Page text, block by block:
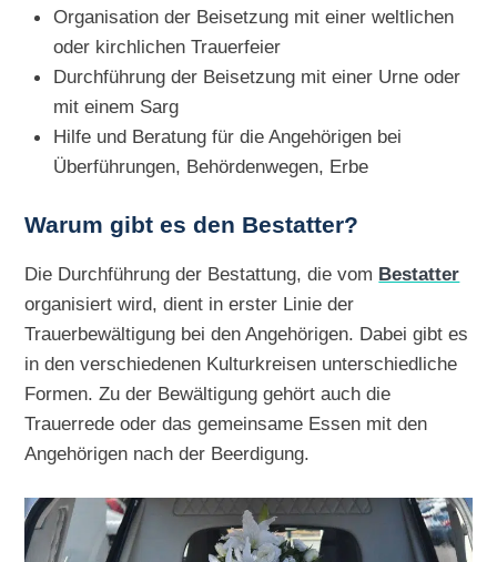
Organisation der Beisetzung mit einer weltlichen
oder kirchlichen Trauerfeier
Durchführung der Beisetzung mit einer Urne oder
mit einem Sarg
Hilfe und Beratung für die Angehörigen bei
Überführungen, Behördenwegen, Erbe
Warum gibt es den Bestatter?
Die Durchführung der Bestattung, die vom Bestatter
organisiert wird, dient in erster Linie der
Trauerbewältigung bei den Angehörigen. Dabei gibt es
in den verschiedenen Kulturkreisen unterschiedliche
Formen. Zu der Bewältigung gehört auch die
Trauerrede oder das gemeinsame Essen mit den
Angehörigen nach der Beerdigung.